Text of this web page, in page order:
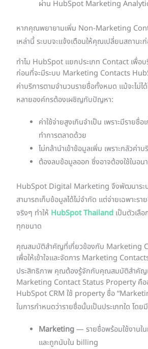
ผ่าน HubSpot Marketing
หากคุณพยายามเพิ่ม Non-Marketing
เหล่านี้ ระบบจะแจ้งเตือนให้คุณเปลี่ยนสถานะ
ทำไม HubSpot แยกประเภท Contact เพื่อ
ก่อนที่จะมีระบบ Marketing Contacts
ค่าบริการตามจำนวนรายชื่อทั้งหมด แม้จะไม่ไ
หลายองค์กรต้องเผชิญกับปัญหา:
ค่าใช้จ่ายสูงเกินจำเป็น เพราะมีรายชื่
ทำการตลาดด้วย
ไม่กล้านำเข้าข้อมูลเพิ่ม เพราะกลัวค่าบ
ต้องลบข้อมูลออก ซึ่งอาจต้องใช้ในอน
HubSpot Digital Marketing จึงพัฒนาระ
สามารถเก็บข้อมูลได้ไม่จำกัด แต่จ่ายเฉพาะรา
จริงๆ ทำให้ HubSpot Thailand เป็นตัวเลื
ทุกขนาด
คุณสมบัติสำคัญที่เกี่ยวข้องกับ Marketing
เพื่อให้เข้าใจและจัดการ Marketing
ประสิทธิภาพ คุณต้องรู้จักกับคุณสมบัติสำคัญ
Marketing Contact Status Property คืออ
HubSpot CRM ใช้ property ชื่อ
ในการกำหนดว่ารายชื่อนั้นเป็นประเภทใด โดย
Marketing— รายชื่อพร้อมใช้งานใ
และถูกนับใน billing